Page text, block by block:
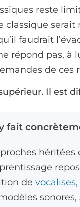
reste
classique serait
faudrait
répond pas, à
de ces
Il est
fait
héritées
de vocalises,
sonores,